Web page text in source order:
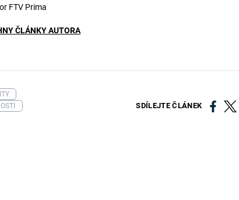
FTV Prima
ČLÁNKY AUTORA
SDÍLEJTE ČLÁNEK